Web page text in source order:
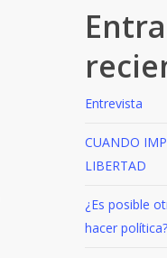
Entrevista
CUANDO
LIBERTAD
¿Es posible
hacer política?